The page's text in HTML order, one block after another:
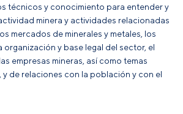
técnicos y conocimiento para entender y
minera y actividades relacionadas
mercados de minerales y metales, los
organización y base legal del sector, el
empresas mineras, así como temas
de relaciones con la población y con el